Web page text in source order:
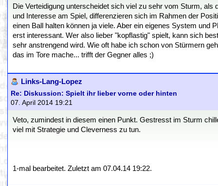
Die Verteidigung unterscheidet sich viel zu sehr vom Sturm,
und Interesse am Spiel, differenzieren sich im Rahmen der
einen Ball halten können ja viele. Aber ein eigenes System und
erst interessant. Wer also lieber "kopflastig" spielt, kann sich
sehr anstrengend wird. Wie oft habe ich schon von Stürmern
das im Tore mache... trifft der Gegner alles ;)
Links-Lang-Lopez
Re: Diskussion: Spielt ihr lieber vorne oder hinten
07. April 2014 19:21
Veto, zumindest in diesem einen Punkt. Gestresst im Sturm
viel mit Strategie und Cleverness zu tun.
1-mal bearbeitet. Zuletzt am 07.04.14 19:22.